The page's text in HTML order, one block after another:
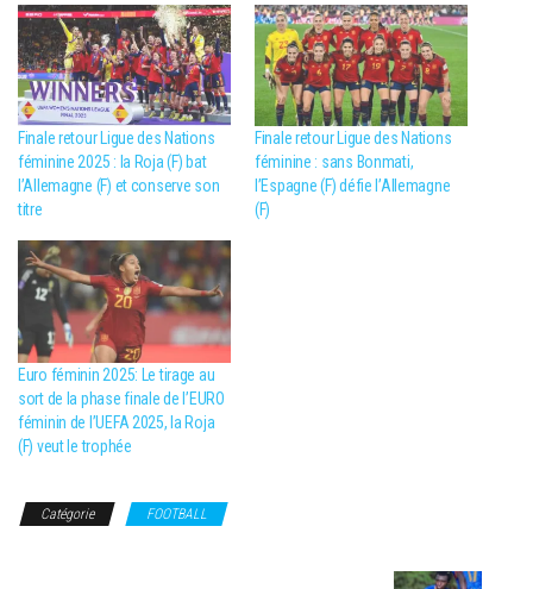
Finale retour Ligue des Nations
féminine 2025 : la Roja (F) bat
l’Allemagne (F) et conserve son
titre
Finale retour Ligue des Nations
féminine : sans Bonmati,
l’Espagne (F) défie l’Allemagne
(F)
Euro féminin 2025: Le tirage au
sort de la phase finale de l’EURO
féminin de l’UEFA 2025, la Roja
(F) veut le trophée
Catégorie FOOTBALL